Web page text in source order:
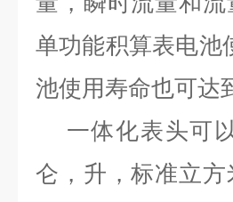
单功能积算表电池
池使用寿命也可达
一体化表头可
仑，升，标准立